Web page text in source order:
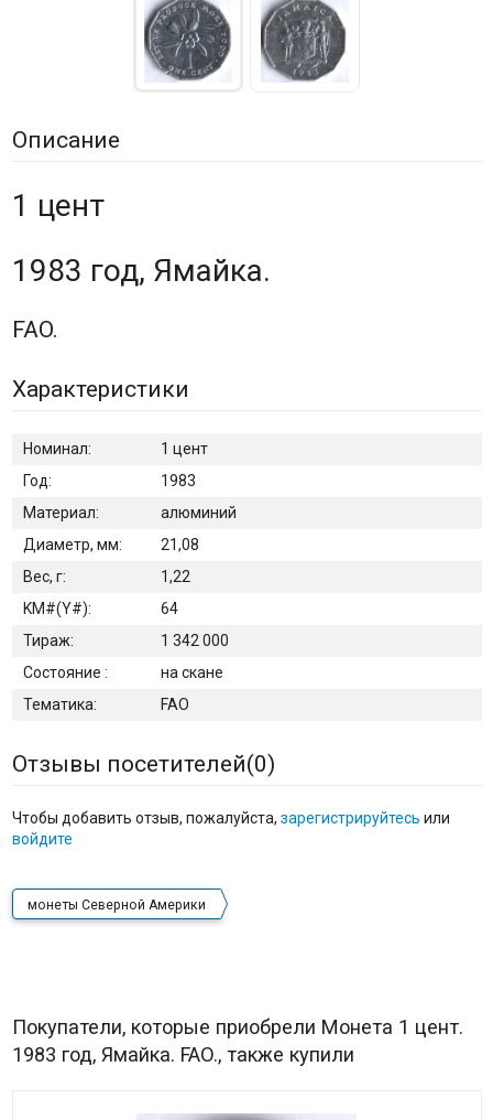
Описание
1 цент
1983 год, Ямайка.
FAO.
Характеристики
Номинал:
1 цент
Год:
1983
Материал:
алюминий
Диаметр, мм:
21,08
Вес, г:
1,22
KM#(Y#):
64
Тираж:
1 342 000
Состояние :
на скане
Тематика:
FAO
Отзывы посетителей(0)
Чтобы добавить отзыв, пожалуйста, зарегистрируйтесь или
войдите
монеты Северной Америки
Покупатели, которые приобрели Монета 1 цент.
1983 год, Ямайка. FAO., также купили